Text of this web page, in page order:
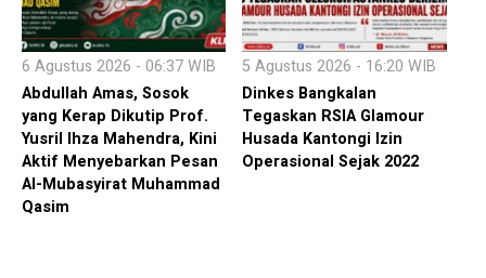
6 Agustus 2026 - 06:37 WIB
Abdullah Amas, Sosok
yang Kerap Dikutip Prof.
Yusril Ihza Mahendra, Kini
Aktif Menyebarkan Pesan
Al-Mubasyirat Muhammad
Qasim
5 Agustus 2026 - 16:20 WIB
Dinkes Bangkalan
Tegaskan RSIA Glamour
Husada Kantongi Izin
Operasional Sejak 2022